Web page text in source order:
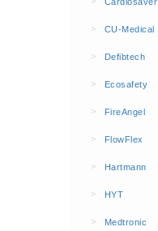
Brandblusmiddelen
Schuimblussers (6)
Brandmelders
CO melders (2)
> CU-Medical
> Defibtech
> Ecosafety
> FireAngel
> FlowFlex
> Hartmann
> HYT
> Medtronic